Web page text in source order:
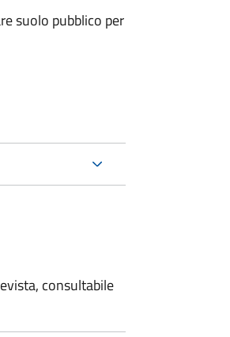
suolo pubblico per
consultabile